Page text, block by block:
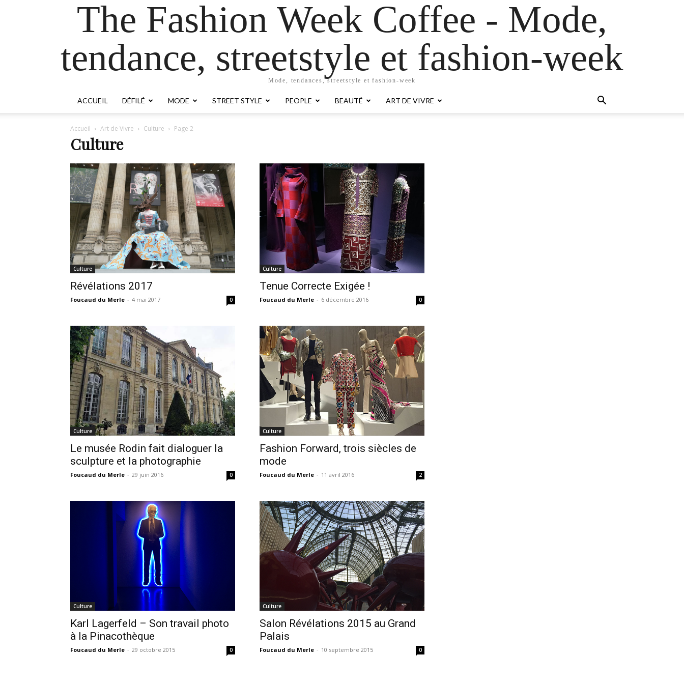
The Fashion Week Coffee - Mode,
tendance, streetstyle et fashion-week
Mode, tendances, streetstyle et fashion-week
ACCUEIL DÉFILÉ MODE STREET STYLE PEOPLE BEAUTÉ ART DE VIVRE
Accueil Art de Vivre Culture Page 2
Culture
Culture
Révélations 2017
Foucaud du Merle - 4 mai 2017 0
Culture
Tenue Correcte Exigée !
Foucaud du Merle - 6 décembre 2016 0
Culture
Le musée Rodin fait dialoguer la
sculpture et la photographie
Foucaud du Merle - 29 juin 2016 0
Culture
Fashion Forward, trois siècles de
mode
Foucaud du Merle - 11 avril 2016 2
Culture
Karl Lagerfeld – Son travail photo
à la Pinacothèque
Foucaud du Merle - 29 octobre 2015 0
Culture
Salon Révélations 2015 au Grand
Palais
Foucaud du Merle - 10 septembre 2015 0